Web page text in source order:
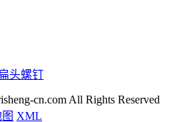
头螺钉
cn.com All Rights Reserved
XML